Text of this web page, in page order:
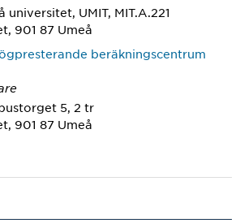
universitet, UMIT, MIT.A.221
901 87 Umeå
beräkningscentrum
5, 2 tr
901 87 Umeå